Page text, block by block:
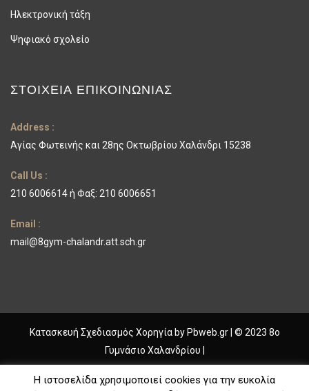
Ηλεκτρονική τάξη
Ψηφιακό σχολείο
ΣΤΟΙΧΕΊΑ ΕΠΙΚΟΙΝΩΝΊΑΣ
Address :
Αγίας Φωτεινής και 28ης Οκτωβρίου Χαλάνδρι 15238
Call Us :
210 6006614 ή Φαξ: 210 6006651
Email :
mail@8gym-chalandr.att.sch.gr
Κατασκευή Σχεδιασμός Χορηγία byPbweb.gr| © 2023 8ο
Γυμνάσιο Χαλανδρίου |
ΓΥΜΝΑΣΙΟ ΧΑΛΑΝΔΡΙΟΥ
Η ιστοσελίδα χρησιμοποιεί cookies για την ευκολία